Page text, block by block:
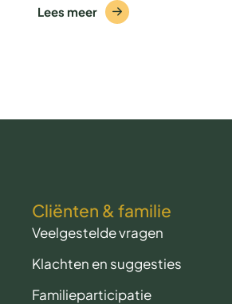
Lees meer
Cliënten & familie
Veelgestelde vragen
Klachten en suggesties
Familieparticipatie